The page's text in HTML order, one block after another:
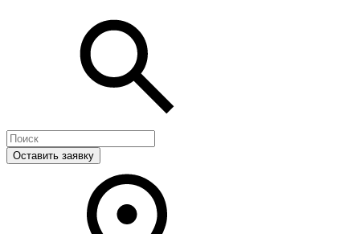
Оставить заявку